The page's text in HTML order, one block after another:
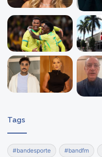
Tags
#bandesporte #bandfm